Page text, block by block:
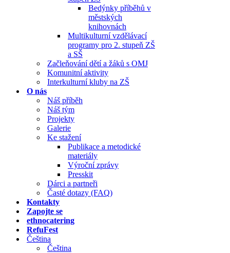
Bedýnky příběhů v
městských
knihovnách
Multikulturní vzdělávací
programy pro 2. stupeň ZŠ
a SŠ
Začleňování dětí a žáků s OMJ
Komunitní aktivity
Interkulturní kluby na ZŠ
O nás
Náš příběh
Náš tým
Projekty
Galerie
Ke stažení
Publikace a metodické
materiály
Výroční zprávy
Presskit
Dárci a partneři
Časté dotazy (FAQ)
Kontakty
Zapojte se
ethnocatering
RefuFest
Čeština
Čeština